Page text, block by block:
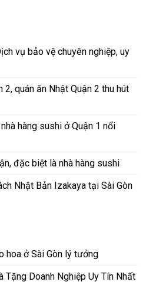
vụ bảo vệ chuyên nghiệp, uy
2, quán ăn Nhật Quận 2 thu hút
hàng sushi ở Quận 1 nổi
đặc biệt là nhà hàng sushi
Nhật Bản Izakaya tại Sài Gòn
hoa ở Sài Gòn lý tưởng
Tặng Doanh Nghiệp Uy Tín Nhất